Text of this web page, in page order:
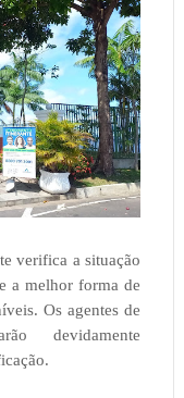
verifica a situação
a melhor forma de
Os agentes de
devidamente